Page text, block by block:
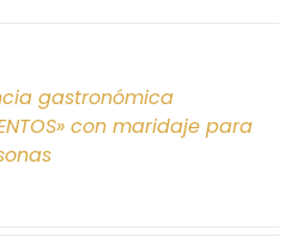
gastronómica
con maridaje para